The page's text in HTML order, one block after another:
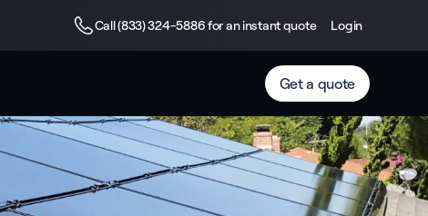
Call (833) 324-5886 for an instant quote Login
Get a quote